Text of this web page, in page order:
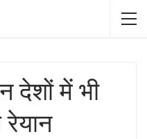
देशों में भी